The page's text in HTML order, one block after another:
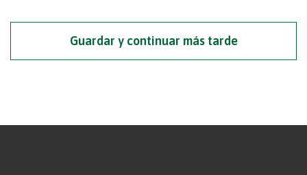
Guardar y continuar más tarde